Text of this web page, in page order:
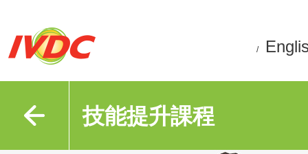
/
技能提升課程